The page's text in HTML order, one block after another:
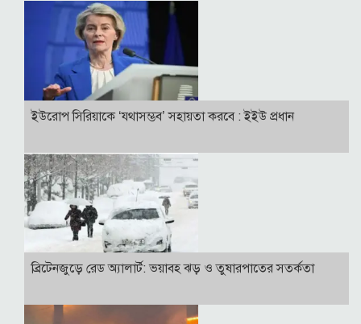
ইউরোপ সিরিয়াকে ‘যথাসম্ভব’ সহায়তা করবে : ইইউ প্রধান
ব্রিটেনজুড়ে রেড অ্যালার্ট: ভয়াবহ ঝড় ও তুষারপাতের সতর্কতা